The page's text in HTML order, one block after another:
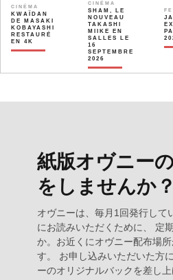
CINÉMA
KWAÏDAN
DE MASAKI
KOBAYASHI
RESTAURÉ
EN 4K
CINÉMA
SHAM, LE
NOUVEAU
TAKASHI
MIIKE EN
SALLES LE
16
SEPTEMBRE
2026
紙版オヴニー
をしませんか？
オヴニーは、毎月1回発行して
にお読みいただくために、 定
か。お近くにオヴニー配布場
す。 お申し込みいただいた方
ーのオリジナルバックを差し上